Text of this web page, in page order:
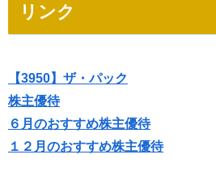
リンク
【3950】ザ・パック
株主優待
６月のおすすめ株主優待
１２月のおすすめ株主優待